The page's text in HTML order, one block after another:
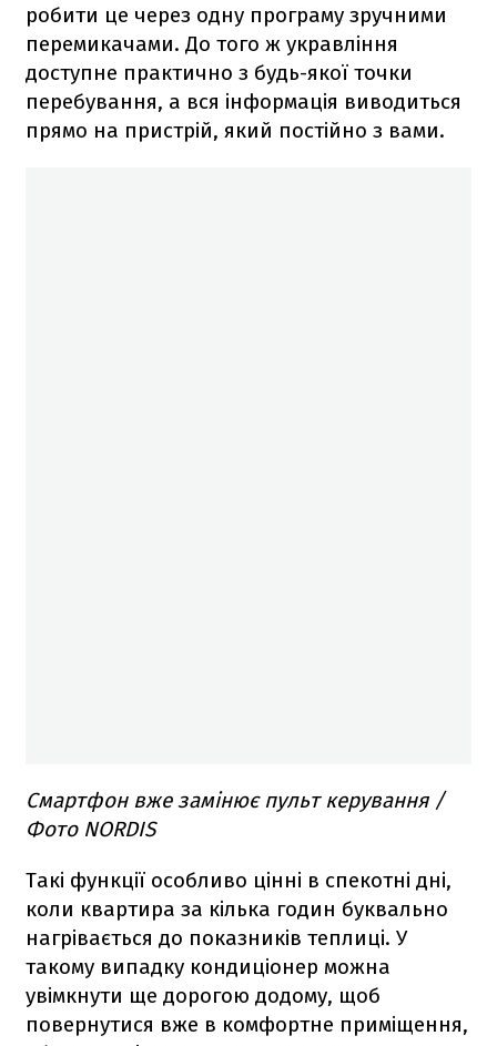
робити це через одну програму зручними
перемикачами. До того ж укравління
доступне практично з будь-якої точки
перебування, а вся інформація виводиться
прямо на пристрій, який постійно з вами.
Смартфон вже замінює пульт керування /
Фото NORDIS
Такі функції особливо цінні в спекотні дні,
коли квартира за кілька годин буквально
нагрівається до показників теплиці. У
такому випадку кондиціонер можна
увімкнути ще дорогою додому, щоб
повернутися вже в комфортне приміщення,